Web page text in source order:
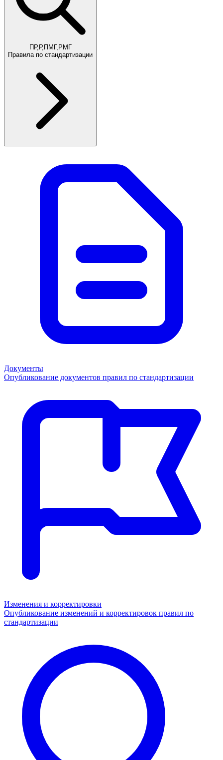
ПР,Р,ПМГ,РМГ
Правила по стандартизации
Документы
Опубликование документов правил по стандартизации
Изменения и корректировки
Опубликование изменений и корректировок правил по
стандартизации